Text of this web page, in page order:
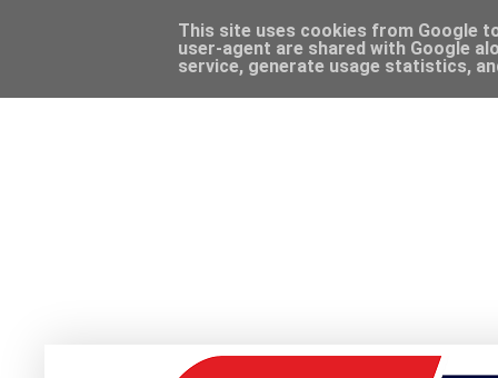
This site uses cookies from Google
user-agent are shared with Google
service, generate usage statistics,